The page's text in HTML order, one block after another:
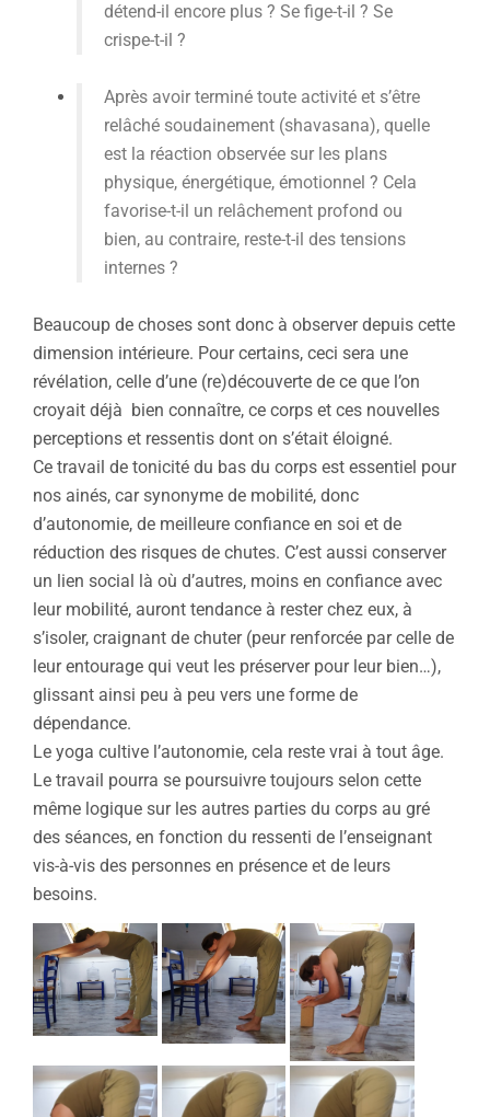
détend-il encore plus ? Se fige-t-il ? Se
crispe-t-il ?
Après avoir terminé toute activité et s’être
relâché soudainement (shavasana), quelle
est la réaction observée sur les plans
physique, énergétique, émotionnel ? Cela
favorise-t-il un relâchement profond ou
bien, au contraire, reste-t-il des tensions
internes ?
Beaucoup de choses sont donc à observer depuis cette
dimension intérieure. Pour certains, ceci sera une
révélation, celle d’une (re)découverte de ce que l’on
croyait déjà bien connaître, ce corps et ces nouvelles
perceptions et ressentis dont on s’était éloigné.
Ce travail de tonicité du bas du corps est essentiel pour
nos ainés, car synonyme de mobilité, donc
d’autonomie, de meilleure confiance en soi et de
réduction des risques de chutes. C’est aussi conserver
un lien social là où d’autres, moins en confiance avec
leur mobilité, auront tendance à rester chez eux, à
s’isoler, craignant de chuter (peur renforcée par celle de
leur entourage qui veut les préserver pour leur bien…),
glissant ainsi peu à peu vers une forme de
dépendance.
Le yoga cultive l’autonomie, cela reste vrai à tout âge.
Le travail pourra se poursuivre toujours selon cette
même logique sur les autres parties du corps au gré
des séances, en fonction du ressenti de l’enseignant
vis-à-vis des personnes en présence et de leurs
besoins.